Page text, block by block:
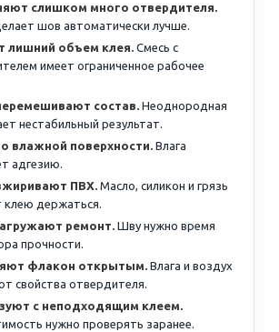
слишком много отвердителя.
шов автоматически лучше.
лишний объем клея. Смесь с
имеет ограниченное рабочее
состав. Неоднородная
нестабильный результат.
влажной поверхности. Влага
адгезию.
ПВХ. Масло, силикон и грязь
держаться.
ремонт. Шву нужно время
прочности.
флакон открытым. Влага и воздух
свойства отвердителя.
с неподходящим клеем.
нужно проверять заранее.